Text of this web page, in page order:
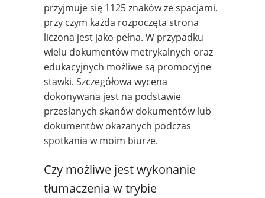
przyjmuje się 1125 znaków ze spacjami,
przy czym każda rozpoczęta strona
liczona jest jako pełna. W przypadku
wielu dokumentów metrykalnych oraz
edukacyjnych możliwe są promocyjne
stawki. Szczegółowa wycena
dokonywana jest na podstawie
przesłanych skanów dokumentów lub
dokumentów okazanych podczas
spotkania w moim biurze.
Czy możliwe jest wykonanie
tłumaczenia w trybie